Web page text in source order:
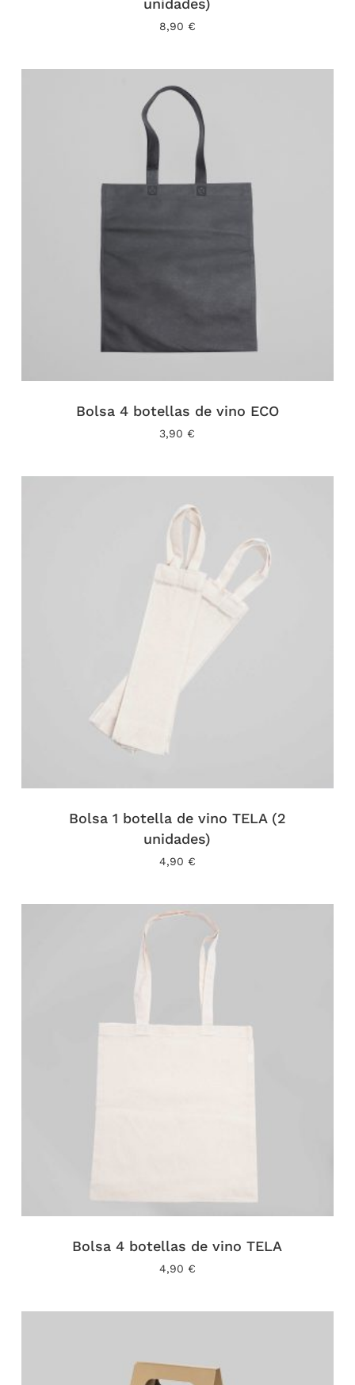
8,90 €
Bolsa 4 botellas de vino ECO
3,90€
Bolsa 1 botella de vino TELA (2
unidades)
4,90 €
Bolsa 4 botellas de vino TELA
4,90 €